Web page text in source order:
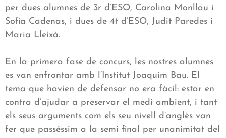
per dues alumnes de 3r d’ESO, Carolina Monllau i
Sofia Cadenas, i dues de 4t d’ESO, Judit Paredes i
Maria Lleixà.
En la primera fase de concurs, les nostres alumnes
es van enfrontar amb l’Institut Joaquim Bau. El
tema que havien de defensar no era fàcil: estar en
contra d’ajudar a preservar el medi ambient, i tant
els seus arguments com els seu nivell d’anglès van
fer que passéssim a la semi final per unanimitat del